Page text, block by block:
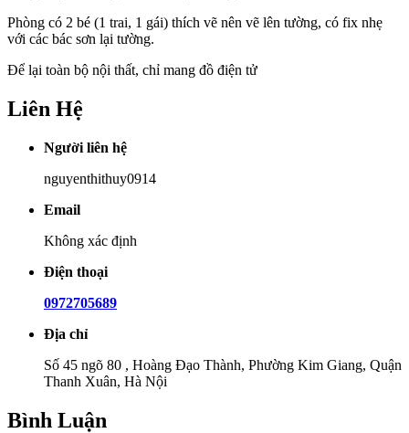
Phòng có 2 bé (1 trai, 1 gái) thích vẽ nên vẽ lên tường, có fix nhẹ
với các bác sơn lại tường.
Để lại toàn bộ nội thất, chỉ mang đồ điện tử
Liên Hệ
Người liên hệ
nguyenthithuy0914
Email
Không xác định
Điện thoại
0972705689
Địa chỉ
Số 45 ngõ 80 , Hoàng Đạo Thành, Phường Kim Giang, Quận
Thanh Xuân, Hà Nội
Bình Luận